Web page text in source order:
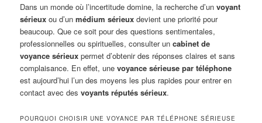
Dans un monde où l’incertitude domine, la recherche d’unvoyant
sérieux ou d’unmédium sérieux devient une priorité pour
beaucoup. Que ce soit pour des questions sentimentales,
professionnelles ou spirituelles, consulter uncabinet de
voyance sérieux permet d’obtenir des réponses claires et sans
complaisance. En effet, unevoyance sérieuse par téléphone
est aujourd’hui l’un des moyens les plus rapides pour entrer en
contact avec desvoyants réputés sérieux.
POURQUOI CHOISIR UNE VOYANCE PAR TÉLÉPHONE SÉRIEUSE